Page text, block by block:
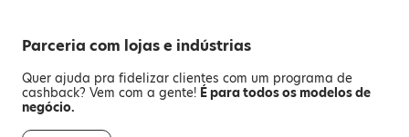
Parceria com lojas e indústrias
Quer ajuda pra fidelizar clientes com um programa de
cashback? Vem com a gente! É para todos os modelos de
negócio.